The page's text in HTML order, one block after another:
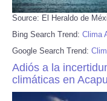
Source: El Heraldo de
Bing Search Trend: Clima
Google Search Trend:
Adiós a la
climáticas en